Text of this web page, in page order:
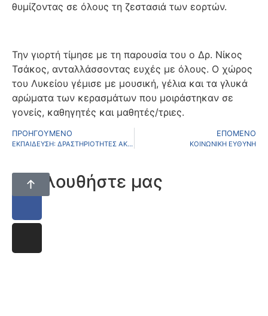
θυμίζοντας σε όλους τη ζεστασιά των εορτών.
Την γιορτή τίμησε με τη παρουσία του ο Δρ. Νίκος
Τσάκος, ανταλλάσσοντας ευχές με όλους. Ο χώρος
του Λυκείου γέμισε με μουσική, γέλια και τα γλυκά
αρώματα των κερασμάτων που μοιράστηκαν σε
γονείς, καθηγητές και μαθητές/τριες.
ΠΡΟΗΓΟΎΜΕΝΟ
ΕΚΠΑΙΔΕΥΣΗ: ΔΡΑΣΤΗΡΙΟΤΗΤΕΣ ΑΚΑΔΗΜΙΑΣ
ΕΠΌΜΕΝΟ
ΚΟΙΝΩΝΙΚΗ ΕΥΘΥΝΗ
Ακολουθήστε μας